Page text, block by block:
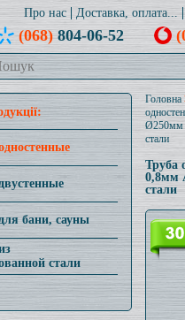
Про нас Доставка, оплата...
(068)804-06-52
бани, сауны
стали
Головна
Ø250мм
стали
Труба
0,8мм
стали